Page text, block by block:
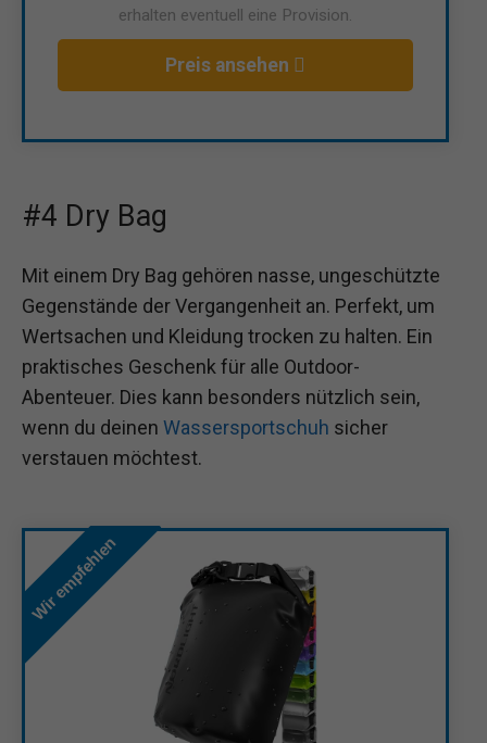
erhalten eventuell eine Provision.
Preis ansehen
#4 Dry Bag
Mit einem Dry Bag gehören nasse, ungeschützte
Gegenstände der Vergangenheit an. Perfekt, um
Wertsachen und Kleidung trocken zu halten. Ein
praktisches Geschenk für alle Outdoor-
Abenteuer. Dies kann besonders nützlich sein,
wenn du deinen Wassersportschuh sicher
verstauen möchtest.
Wir empfehlen